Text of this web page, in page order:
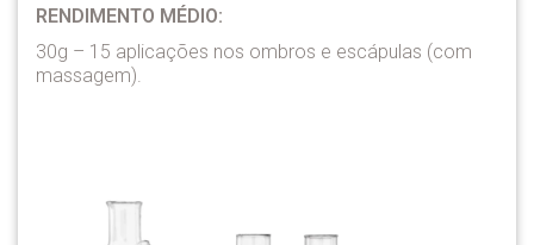
RENDIMENTO MÉDIO:
30g – 15 aplicações nos ombros e escápulas (com
massagem).